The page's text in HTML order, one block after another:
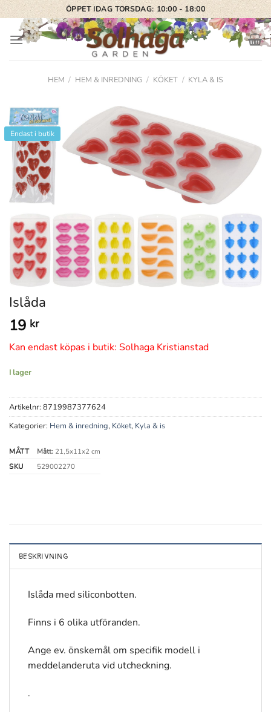
Skip
to
content
ÖPPET IDAG TORSDAG: 10:00 - 18:00
HEM / HEM & INREDNING / KÖKET / KYLA & IS
Endast i butik
Islåda
19 kr
Kan endast köpas i butik: Solhaga Kristianstad
I lager
Artikelnr: 8719987377624
Kategorier: Hem & inredning, Köket, Kyla & is
MÅTT Mått:21,5x11x2 cm
SKU
529002270
BESKRIVNING
Islåda med siliconbotten.
Finns i 6 olika utföranden.
Ange ev. önskemål om specifik modell i
meddelanderuta vid utcheckning.
.